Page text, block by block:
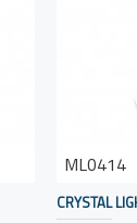
ML0414
CRYSTAL